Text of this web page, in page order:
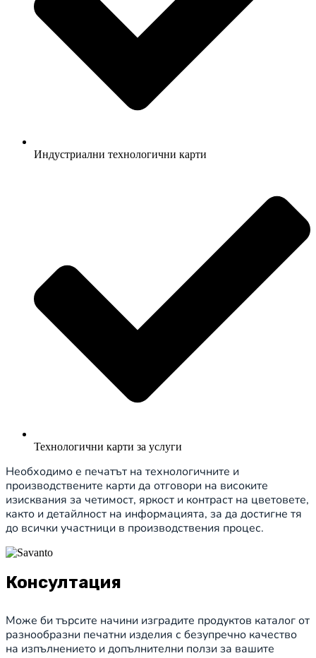
Индустриални технологични карти
Технологични карти за услуги
Необходимо е печатът на технологичните и
производствените карти да отговори на високите
изисквания за четимост, яркост и контраст на цветовете,
както и детайлност на информацията, за да достигне тя
до всички участници в производствения процес.
Консултация
Може би търсите начини изградите продуктов каталог от
разнообразни печатни изделия с безупречно качество
на изпълнението и допълнителни ползи за вашите